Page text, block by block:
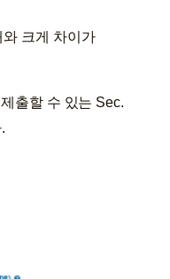
크게 차이가
출할 수 있는 Sec.